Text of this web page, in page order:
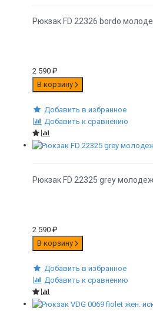
Рюкзак FD 22326 bordo
2 590 ₽
В корзину
Добавить в избранное
Добавить к сравнению
Рюкзак FD 22325 grey
2 590 ₽
В корзину
Добавить в избранное
Добавить к сравнению